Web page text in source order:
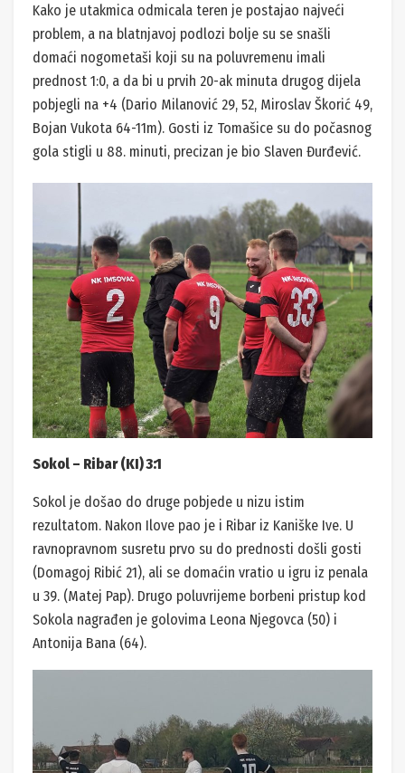
Kako je utakmica odmicala teren je postajao najveći
problem, a na blatnjavoj podlozi bolje su se snašli
domaći nogometaši koji su na poluvremenu imali
prednost 1:0, a da bi u prvih 20-ak minuta drugog dijela
pobjegli na +4 (Dario Milanović 29, 52, Miroslav Škorić 49,
Bojan Vukota 64-11m). Gosti iz Tomašice su do počasnog
gola stigli u 88. minuti, precizan je bio Slaven Đurđević.
Sokol – Ribar (KI) 3:1
Sokol je došao do druge pobjede u nizu istim
rezultatom. Nakon Ilove pao je i Ribar iz Kaniške Ive. U
ravnopravnom susretu prvo su do prednosti došli gosti
(Domagoj Ribić 21), ali se domaćin vratio u igru iz penala
u 39. (Matej Pap). Drugo poluvrijeme borbeni pristup kod
Sokola nagrađen je golovima Leona Njegovca (50) i
Antonija Bana (64).